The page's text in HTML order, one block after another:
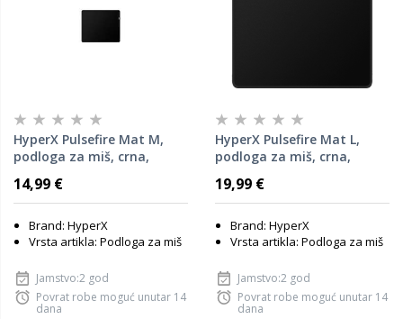
HyperX Pulsefire Mat M,
podloga za miš, crna,
14,99 €
Brand: HyperX
Vrsta artikla: Podloga za miš
Jamstvo:2 god
Povrat robe moguć unutar 14
dana
HyperX Pulsefire Mat L,
podloga za miš, crna,
(4Z7X4AA)
19,99 €
Brand: HyperX
Vrsta artikla: Podloga za miš
Jamstvo:2 god
Povrat robe moguć unutar 14
dana